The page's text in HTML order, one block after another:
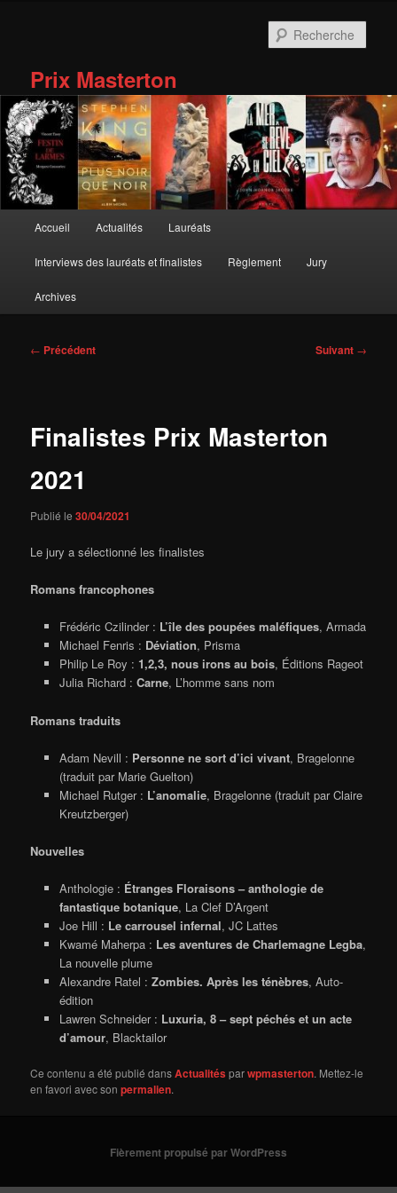
Prix Masterton
principal
Accueil Actualités Lauréats
Interviews des lauréats et finalistes Règlement Jury
Archives
Navigation
← Précédent Suivant →
Finalistes Prix Masterton
2021
Publié le30/04/2021
Le jury a sélectionné les finalistes
Romans francophones
Frédéric Czilinder : L’île des poupées maléfiques, Armada
Michael Fenris : Déviation, Prisma
Philip Le Roy : 1,2,3, nous irons au bois, Éditions Rageot
Julia Richard : Carne, L’homme sans nom
Romans traduits
Adam Nevill : Personne ne sort d’ici vivant, Bragelonne
(traduit par Marie Guelton)
Michael Rutger : L’anomalie, Bragelonne (traduit par Claire
Kreutzberger)
Nouvelles
Anthologie : Étranges Floraisons – anthologie de
fantastique botanique, La Clef D’Argent
Joe Hill : Le carrousel infernal, JC Lattes
Kwamé Maherpa : Les aventures de Charlemagne Legba,
La nouvelle plume
Alexandre Ratel : Zombies. Après les ténèbres, Auto-
édition
Lawren Schneider : Luxuria, 8 – sept péchés et un acte
d’amour, Blacktailor
Ce contenu a été publié dansActualitésparwpmasterton. Mettez-le
en favori avec sonpermalien.
Fièrement propulsé par WordPress